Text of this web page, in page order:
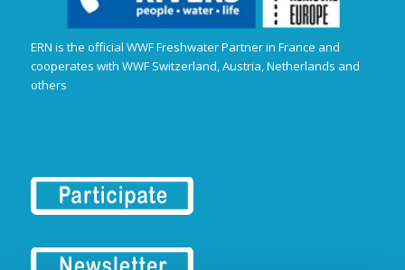
ERN is the official WWF Freshwater Partner in France and
cooperates with WWF Switzerland, Austria, Netherlands and
others